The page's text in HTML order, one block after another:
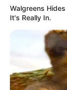
Walgreens
It's Really In.